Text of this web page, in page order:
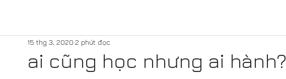
ai cũng học nhưng ai hành?
15 thg 3, 2020 2 phút đọc